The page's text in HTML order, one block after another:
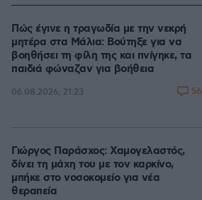
Πώς έγινε η τραγωδία με την νεκρή
μητέρα στα Μάλια: Βούτηξε για να
βοηθήσει τη φίλη της και πνίγηκε, τα
παιδιά φώναζαν για βοήθεια
06.08.2026, 21:23 56
Γιώργος Παράσχος: Χαμογελαστός,
δίνει τη μάχη του με τον καρκίνο,
μπήκε στο νοσοκομείο για νέα
θεραπεία